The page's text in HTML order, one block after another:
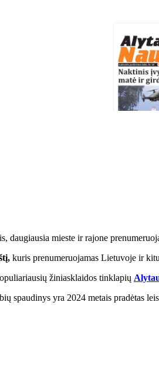
daugiausia mieste ir rajone
kuris prenumeruojamas Lietuvoje ir
žiniasklaidos tinklapių
spaudinys yra 2024 metais pradėtas